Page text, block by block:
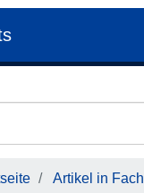
Artikel in